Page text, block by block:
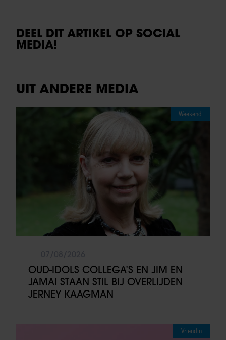
DEEL DIT ARTIKEL OP SOCIAL
MEDIA!
UIT ANDERE MEDIA
Weekend
OUD-IDOLS COLLEGA’S EN JIM EN
JAMAI STAAN STIL BIJ OVERLIJDEN
JERNEY KAAGMAN
Vriendin